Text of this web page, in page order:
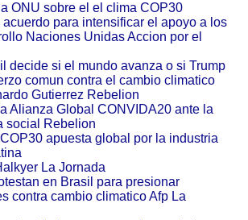
ONU sobre el el clima COP30
para intensificar el apoyo a los
Naciones Unidas Accion por el
decide si el mundo avanza o si Trump
comun contra el cambio climatico
Gutierrez Rebelion
Alianza Global CONVIDA20 ante la
social Rebelion
apuesta global por la industria
La Jornada
en Brasil para presionar
contra cambio climatico Afp La